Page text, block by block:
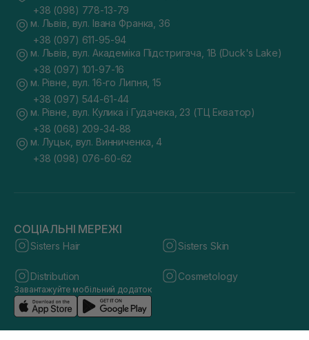
+38 (098) 778-13-79
м. Львів, вул. Івана Франка, 36
+38 (097) 611-95-94
м. Львів, вул. Академіка Підстригача, 1В (Duck's Lake)
+38 (097) 101-97-16
м. Рівне, вул. 16-го Липня, 15
+38 (097) 544-61-44
м. Рівне, вул. Кулика і Гудачека, 23 (ТЦ Екватор)
+38 (068) 209-34-88
м. Луцьк, вул. Винниченка, 4
+38 (098) 076-60-62
СОЦІАЛЬНІ МЕРЕЖІ
Sisters Hair Sisters Skin
Distribution Cosmetology
Завантажуйте мобільний додаток